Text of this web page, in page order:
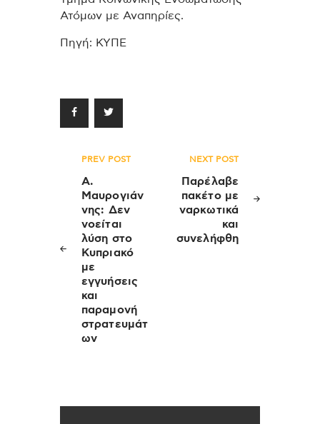
Ατόμων με Αναπηρίες.
Πηγή: ΚΥΠΕ
Πλοήγηση
άρθρων
PREV POST
Α.
Μαυρογιάν
νης: Δεν
νοείται
λύση στο
Κυπριακό
με
εγγυήσεις
και
παραμονή
στρατευμάτ
ων
NEXT POST
Παρέλαβε
πακέτο με
ναρκωτικά
και
συνελήφθη